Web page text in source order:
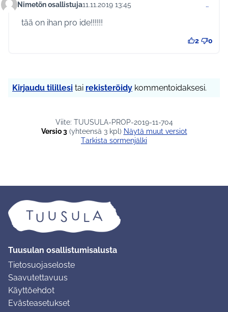
Kommentti 182
Nimetön osallistuja11.11.2019 13:45 …
tää on ihan pro ide!!!!!!
2 0
Kirjaudu tilillesi tai rekisteröidy kommentoidaksesi.
Viite: TUUSULA-PROP-2019-11-704
Versio 3(yhteensä 3 kpl)
näytä muut versiot
Tarkista sormenjälki
Tuusulan osallistumisalusta
Tietosuojaseloste
Saavutettavuus
Käyttöehdot
Evästeasetukset